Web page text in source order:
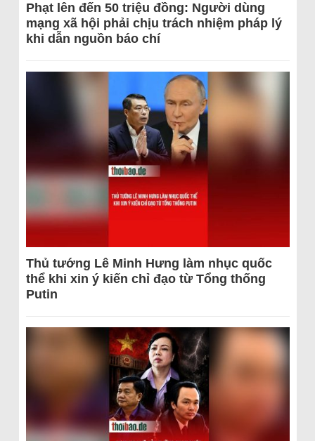
Phạt lên đến 50 triệu đồng: Người dùng
mạng xã hội phải chịu trách nhiệm pháp lý
khi dẫn nguồn báo chí
Thủ tướng Lê Minh Hưng làm nhục quốc
thể khi xin ý kiến chỉ đạo từ Tổng thống
Putin